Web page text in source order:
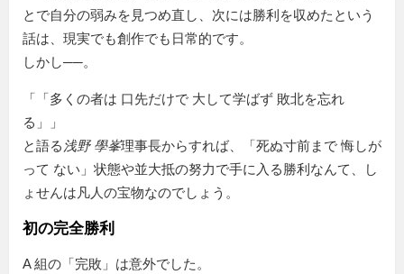
とで自分の弱みを見つめ直し、次には勝利を収めたという
話は、現実でも創作でも日常的です。
しかし──。
「
多くの者は 口先だけで 大して学ばず 敗北を忘れ
る
」
と語る 浅野 學峯理事長からすれば、
死ぬ寸前まで 悔しが
って ない
状態や並大抵の努力で手に入る勝利なんて、し
ょせんは凡人の宝物なのでしょう。
初の完全勝利
A 組の 完敗
は意外でした。